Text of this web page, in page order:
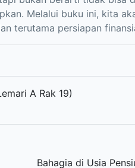
Melalui buku ini, kita
terutama persiapan
A Rak 19)
Bahagia di Usia